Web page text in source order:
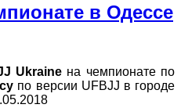
в Одессе
Ukraine на чемпионате по
по версии UFBJJ в городе